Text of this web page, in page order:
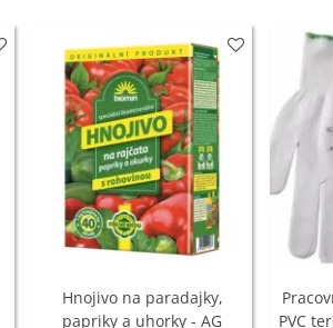
Hnojivo na paradajky,
papriky a uhorky - AG
PVC